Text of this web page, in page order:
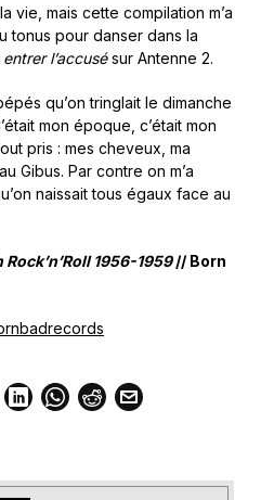
vie, mais cette compilation m’a
tonus pour danser dans la
l’accusésur Antenne 2.
qu’on tringlait le dimanche
mon époque, c’était mon
pris : mes cheveux, ma
Gibus. Par contre on m’a
naissait tous égaux face au
Rock’n’Roll 1956-1959// Born